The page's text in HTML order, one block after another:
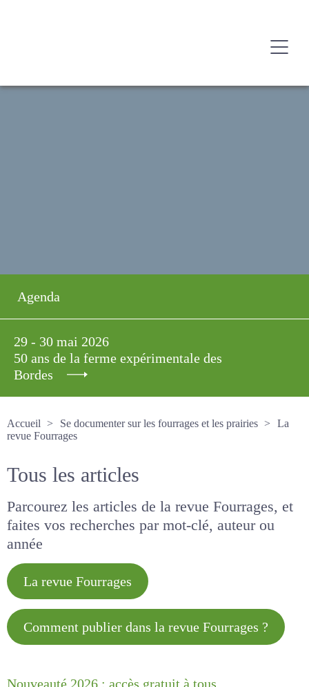
Agenda
29 - 30 mai 2026
50 ans de la ferme expérimentale des
Bordes
Accueil
Se documenter sur les fourrages et les prairies
La revue Fourrages
Tous les articles
Parcourez les articles de la revue Fourrages, et
faites vos recherches par mot-clé, auteur ou
année
La revue Fourrages
Comment publier dans la revue